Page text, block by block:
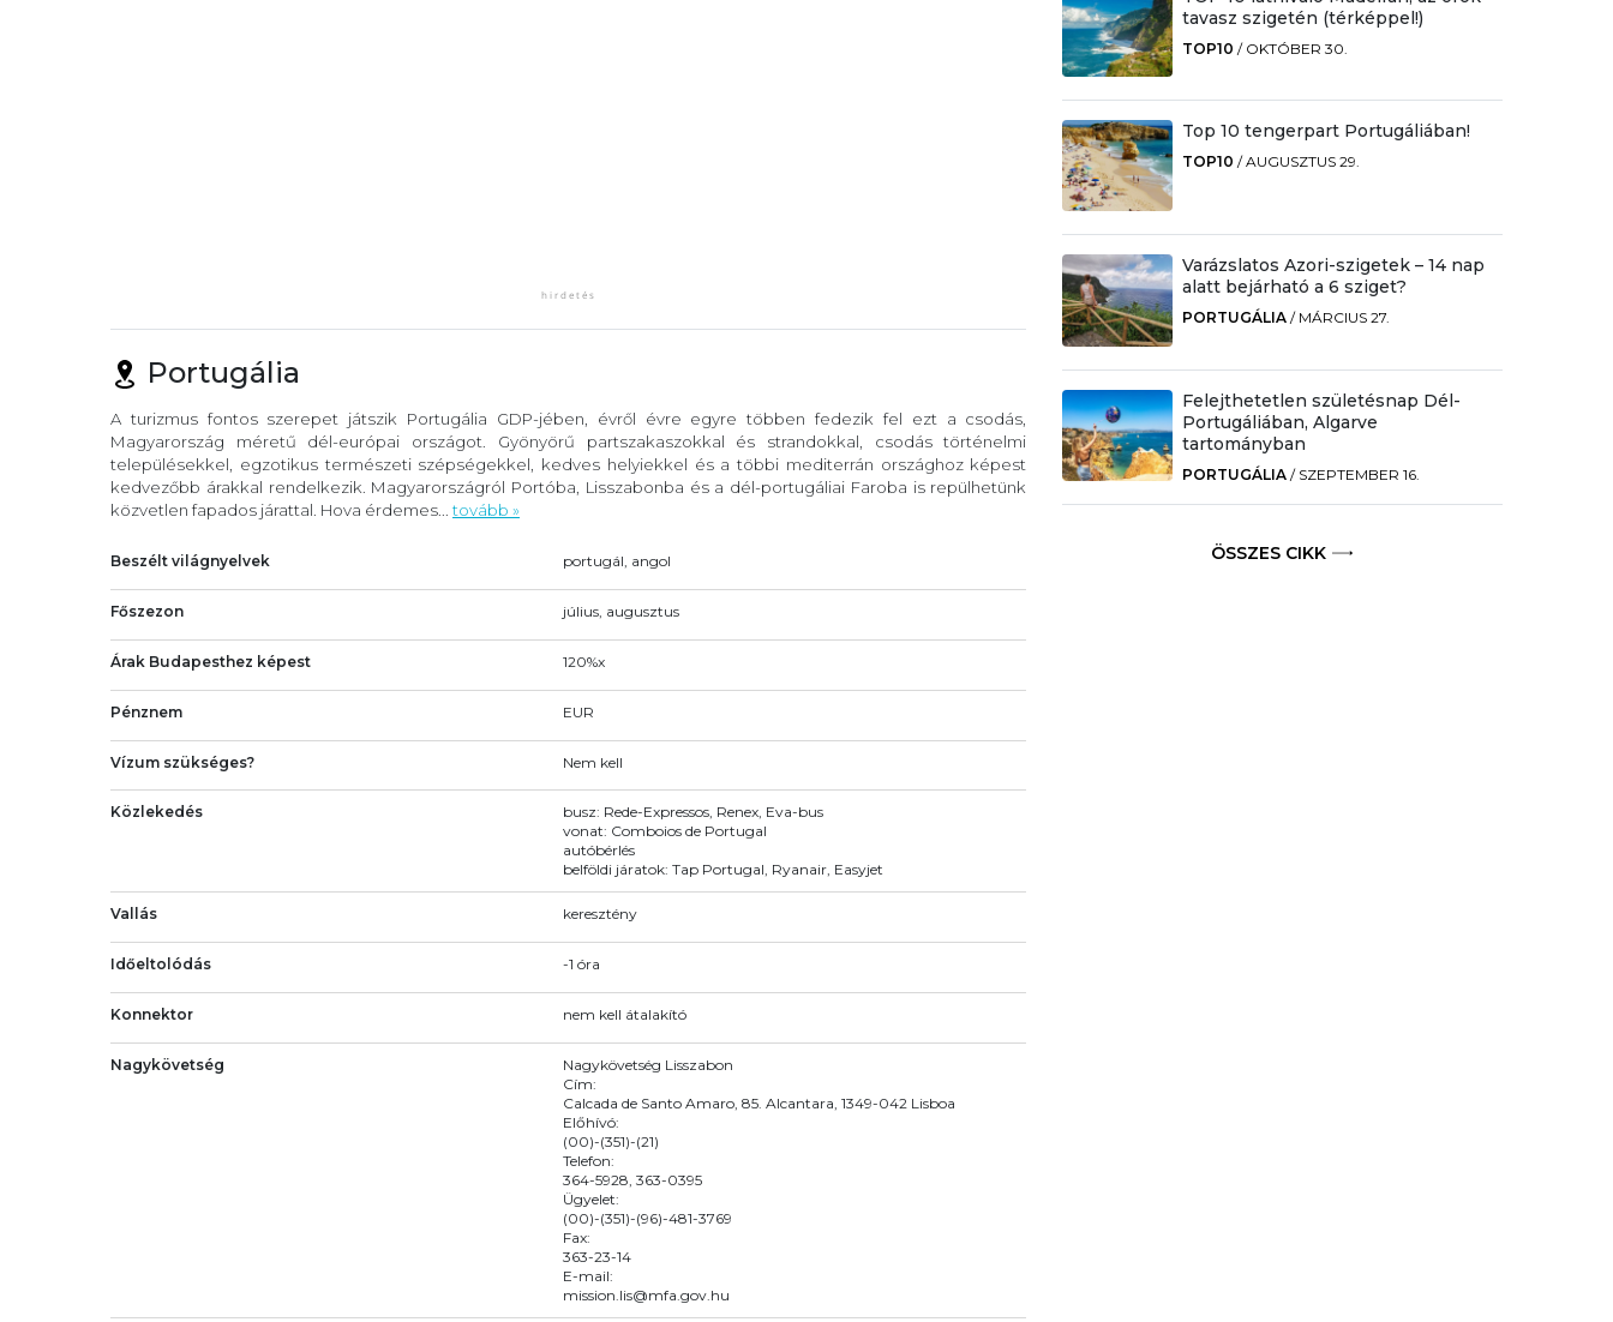
Portugália
A turizmus fontos szerepet játszik Portugália GDP-jében, évről évre egyre többen fedezik fel ezt a csodás,
Magyarország méretű dél-európai országot. Gyönyörű partszakaszokkal és strandokkal, csodás történelmi
településekkel, egzotikus természeti szépségekkel, kedves helyiekkel és a többi mediterrán országhoz képest
kedvezőbb árakkal rendelkezik. Magyarországról Portóba, Lisszabonba és a dél-portugáliai Faroba is repülhetünk
közvetlen fapados járattal. Hova érdemes... tovább »
Beszélt világnyelvek portugál, angol
Főszezon július, augusztus
Árak Budapesthez képest 120%x
Pénznem EUR
Vízum szükséges? Nem kell
Közlekedés
busz: Rede-Expressos, Renex, Eva-bus
vonat: Comboios de Portugal
autóbérlés
belföldi járatok: Tap Portugal, Ryanair, Easyjet
Vallás keresztény
Időeltolódás -1 óra
Konnektor nem kell átalakító
Nagykövetség
Nagykövetség Lisszabon
Cím:
Calcada de Santo Amaro, 85. Alcantara, 1349-042 Lisboa
Előhívó:
(00)-(351)-(21)
Telefon:
364-5928, 363-0395
Ügyelet:
(00)-(351)-(96)-481-3769
Fax:
363-23-14
E-mail:
mission.lis@mfa.gov.hu
tavasz szigetén (térképpel!)
TOP10 / OKTÓBER 30.
Top 10 tengerpart Portugáliában!
TOP10 /AUGUSZTUS 29.
Varázslatos Azori-szigetek – 14 nap
alatt bejárható a 6 sziget?
PORTUGÁLIA / MÁRCIUS 27.
Felejthetetlen születésnap Dél-
Portugáliában, Algarve
tartományban
PORTUGÁLIA / SZEPTEMBER 16.
ÖSSZES CIKK